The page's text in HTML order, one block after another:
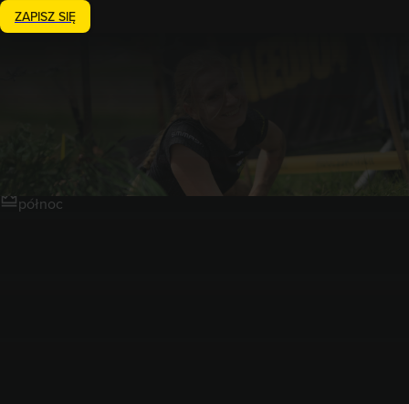
ZAPISZ SIĘ
północ